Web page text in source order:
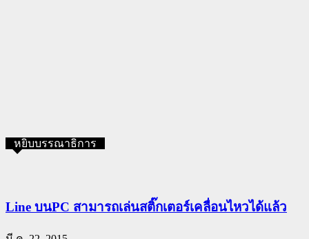
หยิบบรรณาธิการ
Line บนPC สามารถเล่นสติ๊กเตอร์เคลื่อนไหวได้แล้ว